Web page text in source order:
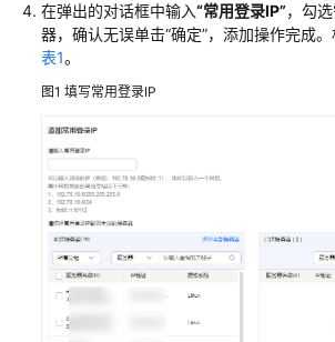
说
明
快
入
门
用
户
指
通
在弹出的对话框中输入“常用登录IP”，勾
器，确认无误单击“确定”，添加操作完成
表1。
图1 填写常用登录IP